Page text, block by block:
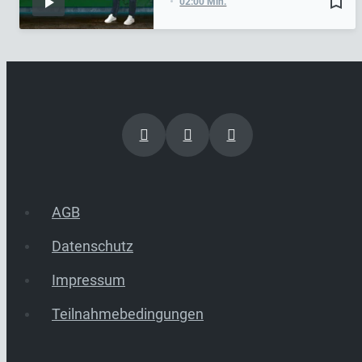
AGB
Datenschutz
Impressum
Teilnahmebedingungen